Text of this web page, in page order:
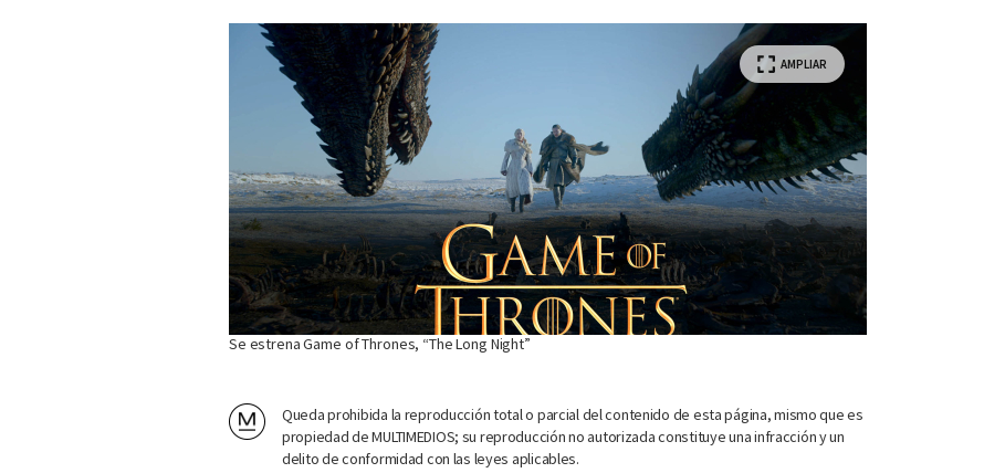
AMPLIAR
Se estrena Game of Thrones, “The Long Night”
Queda prohibida la reproducción total o parcial del contenido de esta página, mismo que es
propiedad de MULTIMEDIOS; su reproducción no autorizada constituye una infracción y un
delito de conformidad con las leyes aplicables.